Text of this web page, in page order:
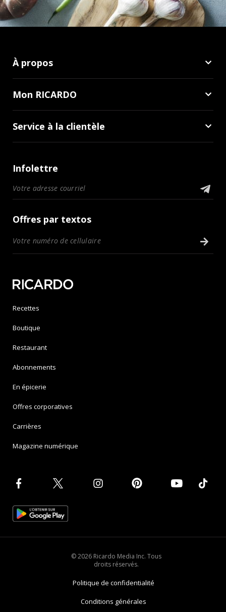
À propos
Mon RICARDO
Service à la clientèle
Infolettre
Offres par textos
Recettes
Boutique
Restaurant
Abonnements
En épicerie
Offres corporatives
Carrières
Magazine numérique
© 2026 Ricardo Media Inc. Tous
droits réservés.
Politique de confidentialité
Conditions générales